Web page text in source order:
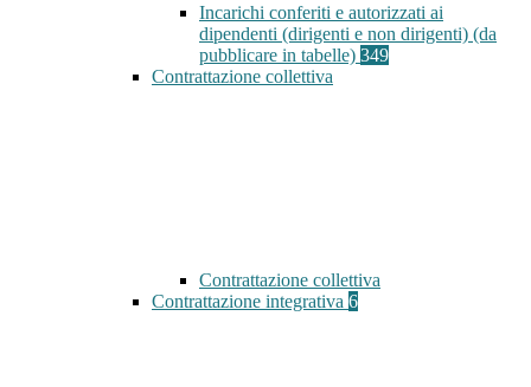
Incarichi conferiti e autorizzati ai
dipendenti (dirigenti e non dirigenti) (da
pubblicare in tabelle) 349
Contrattazione collettiva
Contrattazione collettiva
Contrattazione integrativa 6